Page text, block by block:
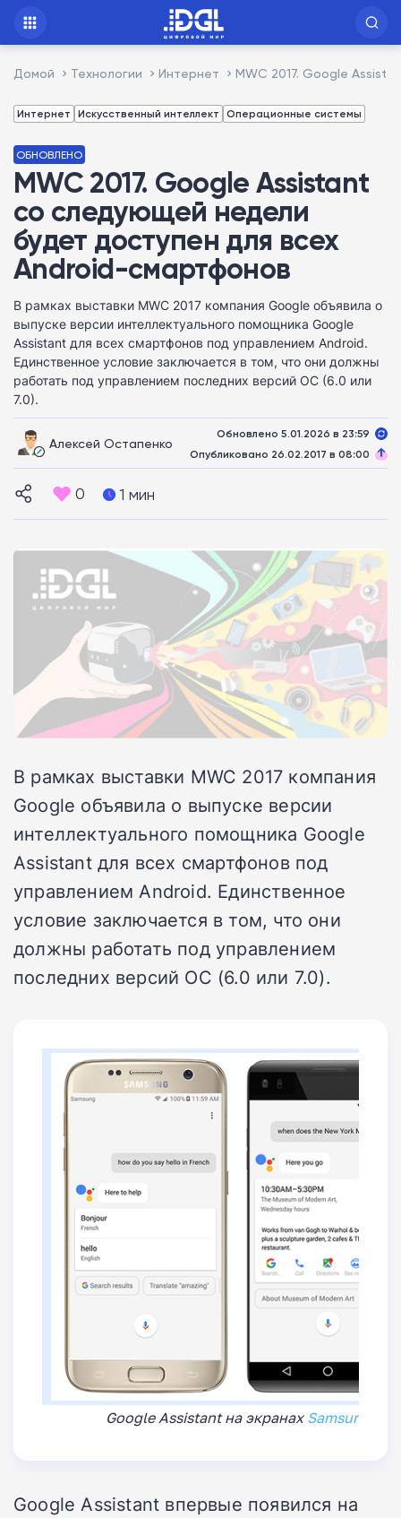
Домой Технологии Интернет MWC 2017. Google
Интернет Искусственный интеллект Операционные системы
ОБНОВЛЕНО
MWC 2017. Google Assistant
со следующей недели
будет доступен для всех
Android-смартфонов
В рамках выставки MWC 2017 компания Google объявила о
выпуске версии интеллектуального помощника Google
Assistant для всех смартфонов под управлением Android.
Единственное условие заключается в том, что они должны
работать под управлением последних версий ОС (6.0 или
7.0).
Алексей Остапенко
Обновлено 5.01.2026 в 23:59
Опубликовано 26.02.2017 в 08:00
0 1 мин
В рамках выставки MWC 2017 компания
Google объявила о выпуске версии
интеллектуального помощника Google
Assistant для всех смартфонов под
управлением Android. Единственное
условие заключается в том, что они
должны работать под управлением
последних версий ОС (6.0 или 7.0).
Google Assistant на экранах Samsung
Google Assistant впервые появился на